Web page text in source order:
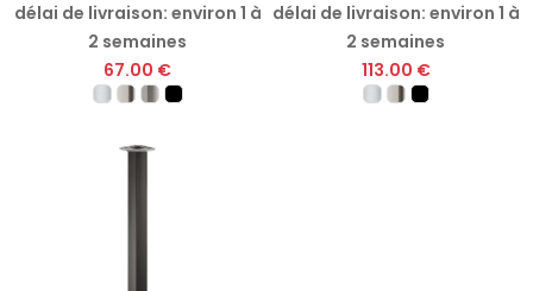
délai de livraison: environ 1 à
2 semaines
67.00 €
délai de livraison: environ 1 à
2 semaines
113.00 €